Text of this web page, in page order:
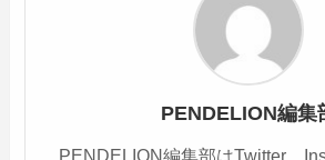
PENDELION編集
PENDELION編集部はTwitter、